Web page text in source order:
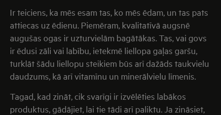
Ir teiciens, ka mēs esam tas, ko mēs ēdam, un tas pats
attiecas uz ēdienu. Piemēram, kvalitatīvā augsnē
augušas ogas ir uzturvielām bagātākas. Tas, vai govs
ir ēdusi zāli vai labību, ietekmē liellopa gaļas garšu,
turklāt šādu liellopu steikiem būs arī dažāds taukvielu
daudzums, kā arī vitamīnu un minerālvielu līmenis.
Tagad, kad zināt, cik svarīgi ir izvēlēties labākos
produktus, gādājiet, lai tie tādi arī paliktu. Ja zināsiet,